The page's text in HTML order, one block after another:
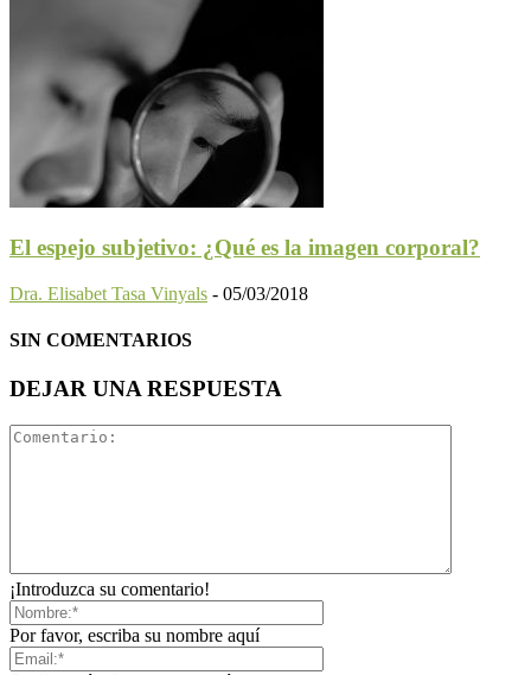
El espejo subjetivo: ¿Qué es la imagen corporal?
Dra. Elisabet Tasa Vinyals - 05/03/2018
SIN COMENTARIOS
DEJAR UNA RESPUESTA
¡Introduzca su comentario!
Por favor, escriba su nombre aquí